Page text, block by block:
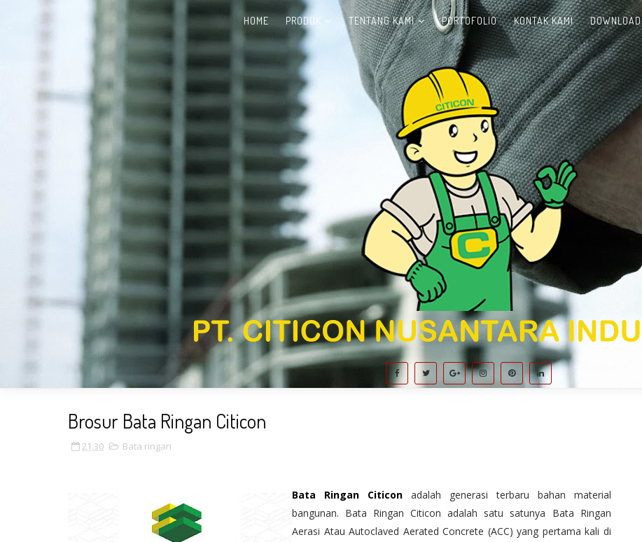
HOME PRODUK TENTANG KAMI PORTOFOLIO KONTAK KAMI DOWNLOAD
Brosur Bata Ringan Citicon
21.30 Bata ringan
Bata Ringan Citiconadalah generasi terbaru bahan material
bangunan. Bata Ringan Citicon adalah satu satunya Bata Ringan
Aerasi Atau Autoclaved Aerated Concrete (ACC) yang pertama kali di